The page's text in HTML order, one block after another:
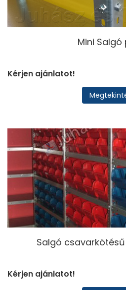
Mini Salgó
Kérjen ajánlatot!
Salgó
Kérjen ajánlatot!